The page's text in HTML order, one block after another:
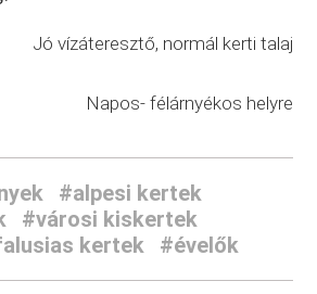
Jó vízáteresztő, normál kerti talaj
Napos- félárnyékos helyre
#alpesi kertek
#városi kiskertek
kertek
#évelők